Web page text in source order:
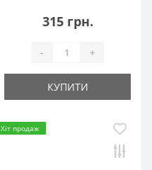
315 грн.
- +
КУПИТИ
Хіт продаж